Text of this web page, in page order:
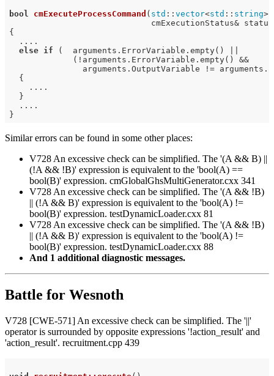
bool cmExecuteProcessCommand ( std :: vector<std :: string>
cmExecutionStatus&
{
  ....
else
if (  arguments.ErrorVariable.empty() ||
             (!arguments.ErrorVariable.empty() &&
arguments.OutputVariable !=
  {
    ....
  }
  ....
Similar errors can be found in some other places:
V728 An excessive check can be simplified. The '(A && B) ||
(!A && !B)' expression is equivalent to the 'bool(A) ==
bool(B)' expression. cmGlobalGhsMultiGenerator.cxx 341
V728 An excessive check can be simplified. The '(A && !B)
|| (!A && B)' expression is equivalent to the 'bool(A) !=
bool(B)' expression. testDynamicLoader.cxx 81
V728 An excessive check can be simplified. The '(A && !B)
|| (!A && B)' expression is equivalent to the 'bool(A) !=
bool(B)' expression. testDynamicLoader.cxx 88
And 1 additional diagnostic messages.
Battle for Wesnoth
V728 [CWE-571] An excessive check can be simplified. The '||'
operator is surrounded by opposite expressions '!action_result' and
'action_result'. recruitment.cpp 439